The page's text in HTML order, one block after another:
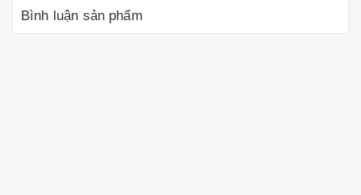
Bình luận sản phẩm